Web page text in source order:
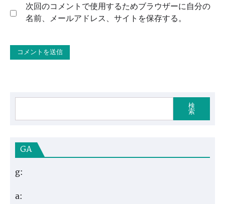
次回のコメントで使用するためブラウザーに自分の
名前、メールアドレス、サイトを保存する。
検
索
GA
g:
a: